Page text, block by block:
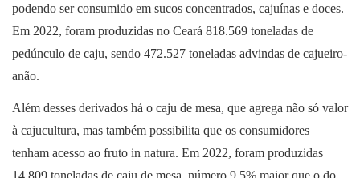
podendo ser consumido em sucos concentrados, cajuínas e doces.
Em 2022, foram produzidas no Ceará 818.569 toneladas de
pedúnculo de caju, sendo 472.527 toneladas advindas de cajueiro-
anão.
Além desses derivados há o caju de mesa, que agrega não só valor
à cajucultura, mas também possibilita que os consumidores
tenham acesso ao fruto in natura. Em 2022, foram produzidas
14.809 toneladas de caju de mesa, número 9,5% maior que o do